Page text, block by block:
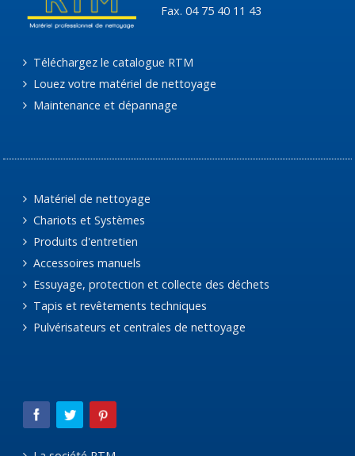
Fax. 04 75 40 11 43
Téléchargez le catalogue RTM
Louez votre matériel de nettoyage
Maintenance et dépannage
Matériel de nettoyage
Chariots et Systèmes
Produits d'entretien
Accessoires manuels
Essuyage, protection et collecte des déchets
Tapis et revêtements techniques
Pulvérisateurs et centrales de nettoyage